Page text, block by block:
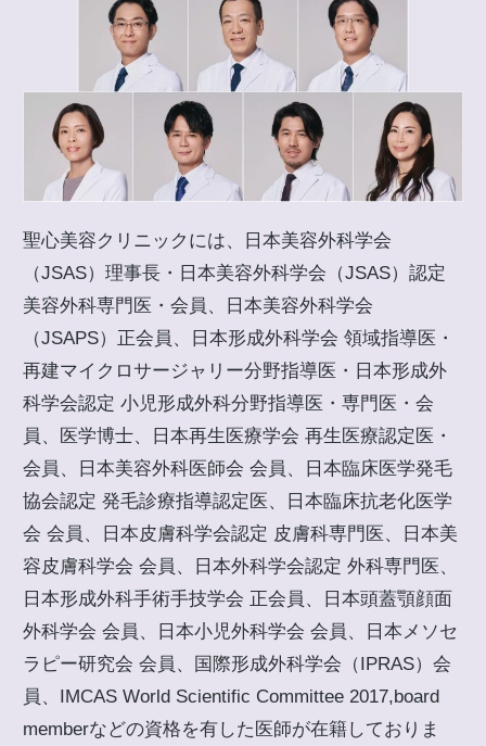
聖心美容クリニックには、日本美容外科学会
（JSAS）理事長・日本美容外科学会（JSAS）認定
美容外科専門医・会員、日本美容外科学会
（JSAPS）正会員、日本形成外科学会 領域指導医・
再建マイクロサージャリー分野指導医・日本形成外
科学会認定 小児形成外科分野指導医・専門医・会
員、医学博士、日本再生医療学会 再生医療認定医・
会員、日本美容外科医師会 会員、日本臨床医学発毛
協会認定 発毛診療指導認定医、日本臨床抗老化医学
会 会員、日本皮膚科学会認定 皮膚科専門医、日本美
容皮膚科学会 会員、日本外科学会認定 外科専門医、
日本形成外科手術手技学会 正会員、日本頭蓋顎顔面
外科学会 会員、日本小児外科学会 会員、日本メソセ
ラピー研究会 会員、国際形成外科学会（IPRAS）会
員、IMCAS World Scientific Committee 2017,board
memberなどの資格を有した医師が在籍しておりま